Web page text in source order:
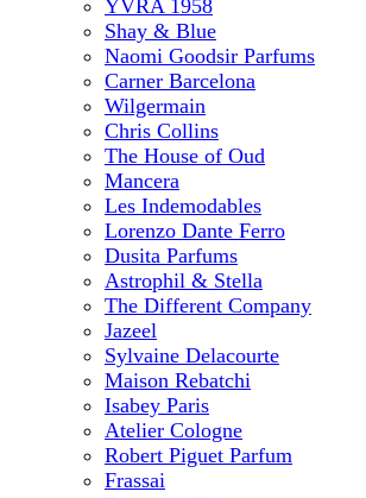
YVRA 1958
Shay & Blue
Naomi Goodsir Parfums
Carner Barcelona
Wilgermain
Chris Collins
The House of Oud
Mancera
Les Indemodables
Lorenzo Dante Ferro
Dusita Parfums
Astrophil & Stella
The Different Company
Jazeel
Sylvaine Delacourte
Maison Rebatchi
Isabey Paris
Atelier Cologne
Robert Piguet Parfum
Frassai